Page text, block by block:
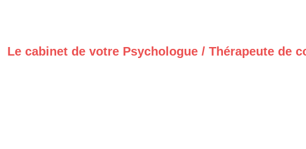
Le cabinet de votre Psychologue / Thérapeute de